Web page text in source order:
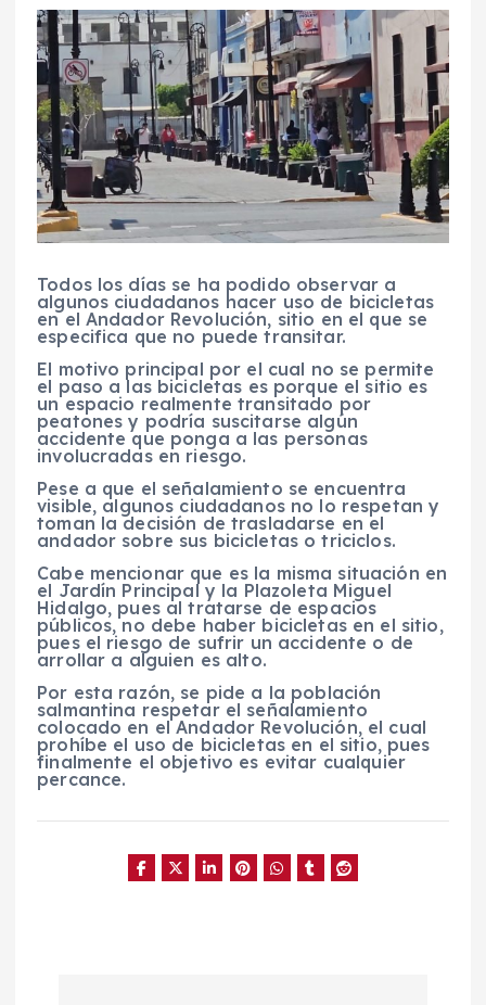
Todos los días se ha podido observar a
algunos ciudadanos hacer uso de bicicletas
en el Andador Revolución, sitio en el que se
especifica que no puede transitar.
El motivo principal por el cual no se permite
el paso a las bicicletas es porque el sitio es
un espacio realmente transitado por
peatones y podría suscitarse algún
accidente que ponga a las personas
involucradas en riesgo.
Pese a que el señalamiento se encuentra
visible, algunos ciudadanos no lo respetan y
toman la decisión de trasladarse en el
andador sobre sus bicicletas o triciclos.
Cabe mencionar que es la misma situación en
el Jardín Principal y la Plazoleta Miguel
Hidalgo, pues al tratarse de espacios
públicos, no debe haber bicicletas en el sitio,
pues el riesgo de sufrir un accidente o de
arrollar a alguien es alto.
Por esta razón, se pide a la población
salmantina respetar el señalamiento
colocado en el Andador Revolución, el cual
prohíbe el uso de bicicletas en el sitio, pues
finalmente el objetivo es evitar cualquier
percance.